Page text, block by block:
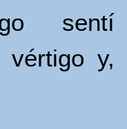
sentí
vértigo y,